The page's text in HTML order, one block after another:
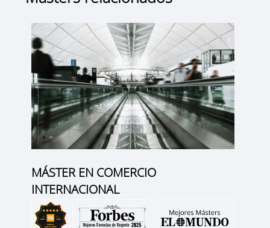
MÁSTER EN COMERCIO
INTERNACIONAL